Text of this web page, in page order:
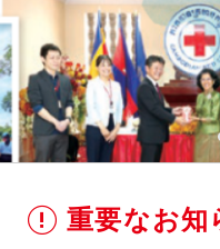
重要なお知